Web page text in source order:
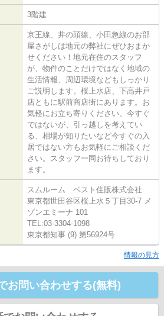
3階建
京王線、井の頭線、小田急線のお部
屋さがしは地元の弊社にぜひおまか
せください！地元在住のスタッフ
が、物件のことだけではなく地域の
生活情報、周辺環境などもしっかり
ご説明します。桜上水店、下高井戸
店ともに駅前商店街にあります。お
気軽にお立ち寄りください。今すぐ
ではないが、引っ越しを考えてい
る、相場が知りたいなど今すぐの入
居ではない方もお気軽にご相談くだ
さい。スタッフ一同お待ちしており
ます。
スムルーム ベスト住販株式会社
東京都世田谷区桜上水５丁目30-7 メ
ゾンエミーナ 101
TEL:03-3304-1098
東京都知事 (9) 第56924号
情報の見方
お問い合わせする(無料)